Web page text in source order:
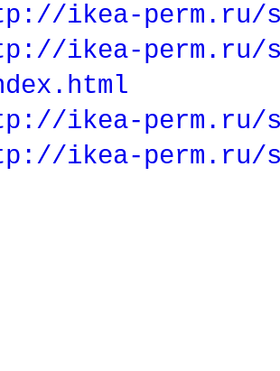
ikea-perm.ru/
ikea-perm.ru/
ikea-perm.ru/
ikea-perm.ru/